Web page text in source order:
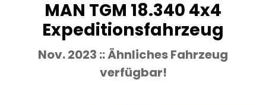
MAN TGM 18.340 4x4
Expeditionsfahrzeug
Nov. 2023 :: Ähnliches Fahrzeug
verfügbar!